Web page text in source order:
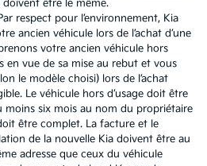
être le même.
respect pour l’environnement, Kia
ancien véhicule lors de l’achat d’une
votre ancien véhicule hors
en vue de sa mise au rebut et vous
le modèle choisi) lors de l’achat
Le véhicule hors d’usage doit être
moins six mois au nom du propriétaire
être complet. La facture et le
de la nouvelle Kia doivent être au
adresse que ceux du véhicule